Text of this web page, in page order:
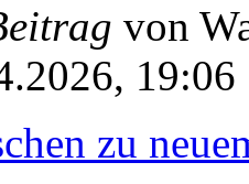
von
19:06
zu